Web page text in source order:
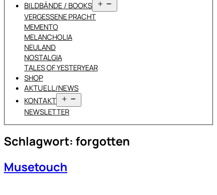
BILDBÄNDE / BOOKS
öffnen
VERGESSENE PRACHT
MEMENTO
MELANCHOLIA
NEULAND
NOSTALGIA
TALES OF YESTERYEAR
SHOP
AKTUELL/NEWS
KONTAKT
öffnen
NEWSLETTER
Schlagwort: forgotten
Musetouch